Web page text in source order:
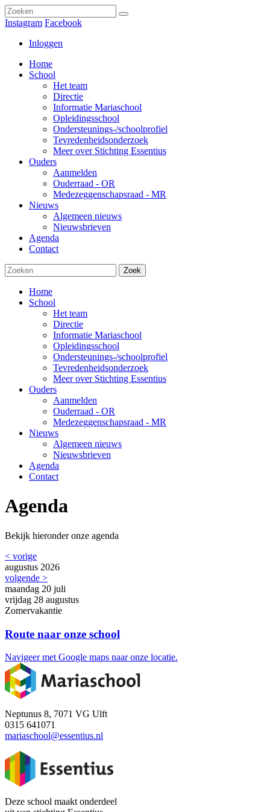
Instagram Facebook
Inloggen
Home
School
Het team
Directie
Informatie Mariaschool
Opleidingsschool
Ondersteunings-/schoolprofiel
Tevredenheidsonderzoek
Meer over Stichting Essentius
Ouders
Aanmelden
Ouderraad - OR
Medezeggenschapsraad - MR
Nieuws
Algemeen nieuws
Nieuwsbrieven
Agenda
Contact
Zoek
Home
School
Het team
Directie
Informatie Mariaschool
Opleidingsschool
Ondersteunings-/schoolprofiel
Tevredenheidsonderzoek
Meer over Stichting Essentius
Ouders
Aanmelden
Ouderraad - OR
Medezeggenschapsraad - MR
Nieuws
Algemeen nieuws
Nieuwsbrieven
Agenda
Contact
Agenda
Bekijk hieronder onze agenda
< vorige
augustus 2026
volgende >
maandag 20 juli
vrijdag 28 augustus
Zomervakantie
Route naar onze school
Navigeer met Google maps naar onze locatie.
Neptunus 8, 7071 VG Ulft
0315 641071
mariaschool@essentius.nl
Deze school maakt onderdeel